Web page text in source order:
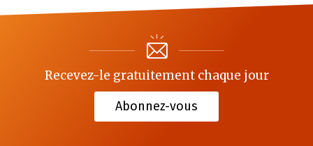
Recevez-le gratuitement chaque jour
Abonnez-vous